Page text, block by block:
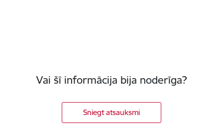
Vai šī informācija bija noderīga?
Sniegt atsauksmi